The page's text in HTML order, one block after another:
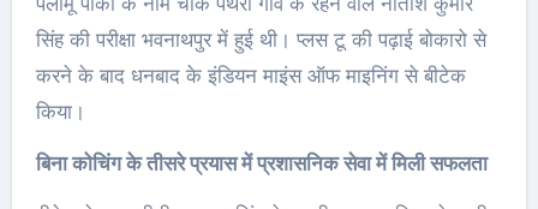
सिंह की परीक्षा भवनाथपुर में हुई थी। प्लस टू की पढ़ाई बोकारो से
करने के बाद धनबाद के इंडियन माइंस ऑफ माइनिंग से बीटेक
किया।
बिना कोचिंग के तीसरे प्रयास में प्रशासनिक सेवा में मिली सफलता